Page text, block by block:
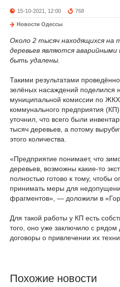
15-10-2021, 12:00 768
Новости Одессы
Около 2 тысяч находящихся на
деревьев являются
быть удалены.
Такими результатами
зелёных насаждений поделился
муниципальной комиссии по ЖКХ
коммунального предприятия
уточнил, что всего были
тысяч деревьев, а потому
этого количества.
«Предприятие понимает, что
деревьев, возможны какие-то
полностью готово к тому, чтобы
принимать меры для
фрагментов», — доложили в
Для такой работы у КП есть
того, оно уже заключило с рядом
договоры о привлечении их
Похожие новости